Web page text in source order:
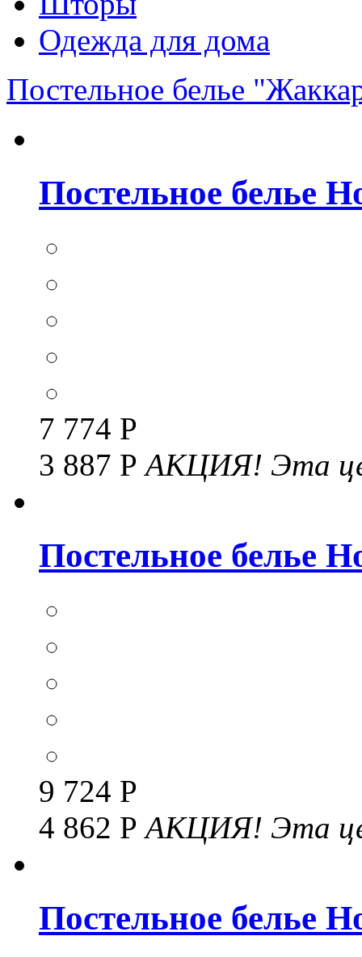
Одежда для дома
Постельное белье
Постельное белье
7 774 Р
3 887 РАКЦИЯ! Эта
Постельное белье
9 724 Р
4 862 РАКЦИЯ! Эта
Постельное белье